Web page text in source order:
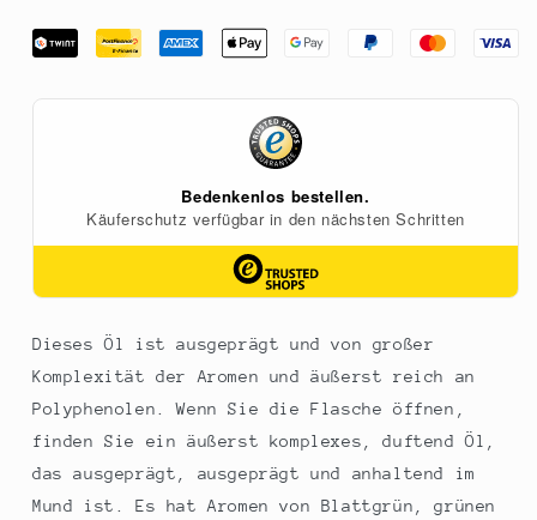
Extra
Casas
500
Extra
Casas
PICUAL,
Spanien,
500
Dieses Öl ist ausgeprägt und von großer
Komplexität der Aromen und äußerst reich an
Polyphenolen. Wenn Sie die Flasche öffnen,
finden Sie ein äußerst komplexes, duftend Öl,
das ausgeprägt, ausgeprägt und anhaltend im
Mund ist. Es hat Aromen von Blattgrün, grünen